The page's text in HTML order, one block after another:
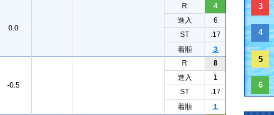
0.0
R
4
進入
6
ST
.17
着順
３
-0.5
R
8
進入
1
ST
.17
着順
１
3
4
5
6